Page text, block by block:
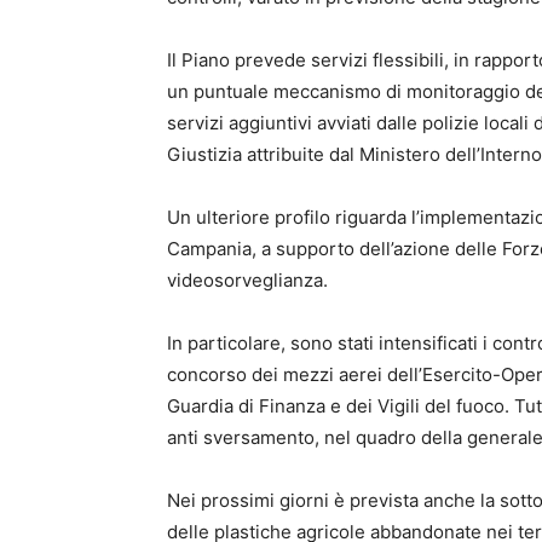
Il Piano prevede servizi flessibili, in
un puntuale meccanismo di monitoraggio
servizi aggiuntivi avviati dalle polizie locali
Giustizia attribuite dal Ministero
Un ulteriore profilo riguarda
Campania, a supporto dell’azione delle
videosorveglianza.
In particolare, sono stati intensificati i
concorso dei mezzi aerei dell’Esercito-
Guardia di Finanza e dei Vigili del fuoco.
anti sversamento, nel quadro della
Nei prossimi giorni è prevista anche la
delle plastiche agricole abbandonate nei